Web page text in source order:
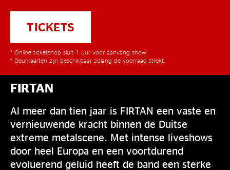
TICKETS
* Online ticketshop sluit 1 uur voor aanvang show.
* Deurkaarten zijn beschikbaar zolang de voorraad strekt.
FIRTAN
Al meer dan tien jaar is FIRTAN een vaste en
vernieuwende kracht binnen de Duitse
extreme metalscene. Met intense liveshows
door heel Europa en een voortdurend
evoluerend geluid heeft de band een sterke